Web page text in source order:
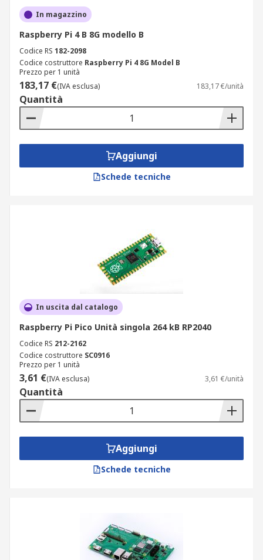
In magazzino
Raspberry Pi 4 B 8G modello B
Codice RS 182-2098
Codice costruttore Raspberry Pi 4 8G Model B
Prezzo per 1 unità
183,17 €(IVA esclusa) 183,17 €/unità
Quantità
Aggiungi
Schede tecniche
In uscita dal catalogo
Raspberry Pi Pico Unità singola 264 kB RP2040
Codice RS 212-2162
Codice costruttore SC0916
Prezzo per 1 unità
3,61 €(IVA esclusa) 3,61 €/unità
Quantità
Aggiungi
Schede tecniche